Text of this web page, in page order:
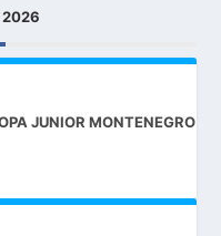
2026
JUNIOR MONTENEGRO